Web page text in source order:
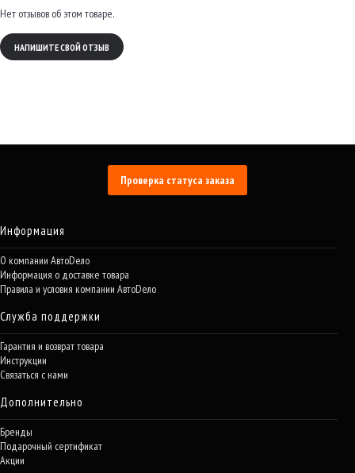
Нет отзывов об этом товаре.
НАПИШИТЕ СВОЙ ОТЗЫВ
Проверка статуса заказа
Информация
О компании АвтоDело
Информация о доставке товара
Правила и условия компании АвтоDело
Служба поддержки
Гарантия и возврат товара
Инструкции
Связаться с нами
Дополнительно
Бренды
Подарочный сертификат
Акции